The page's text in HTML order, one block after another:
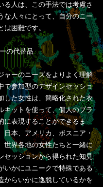
る人は、この手法では考慮さ
な人々にとって、自分のニー
困難です。
の代替品
ャーのニーズをよりよく理解
で参加型のデザインセッショ
した女性は、簡略化された衣
キットを使って、個人のブラ
に表現することができるま
日本、アメリカ、ボスニア・
世界各地の女性たちと一緒に
セッションから得られた知見
いかにユニークで特殊である
からいかに逸脱しているかを